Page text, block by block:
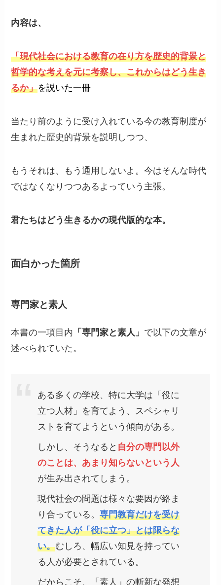
内容は、
「現代社会における教育の在り方を歴史的背景と
哲学的な考えを元に考察し、これからはどう生き
るか」を説いた一冊
当たり前のように受け入れている今の教育制度が
生まれた歴史的背景を説明しつつ、
もうそれは、もう通用しないよ。今はそんな時代
ではなくなりつつあるよっていう主張。
君たちはどう生きるかの現代版的な本。
面白かった箇所
専門家と素人
本書の一項目内 「専門家と素人」 で以下の文章が
述べられていた。
ある多くの学校、特に大学は「役に
立つ人材」を育てよう、スペシャリ
ストを育てようという傾向がある。
しかし、そうなると 自分の専門以外
のことは、あまり知らないという人
が生み出されてしまう。
現代社会の問題は様々な要因が絡ま
り合っている。専門教育だけを受け
てきた人が「役に立つ」とは限らな
い。むしろ、幅広い知見を持ってい
る人が必要とされている。
だからこそ、「素人」の斬新な発想